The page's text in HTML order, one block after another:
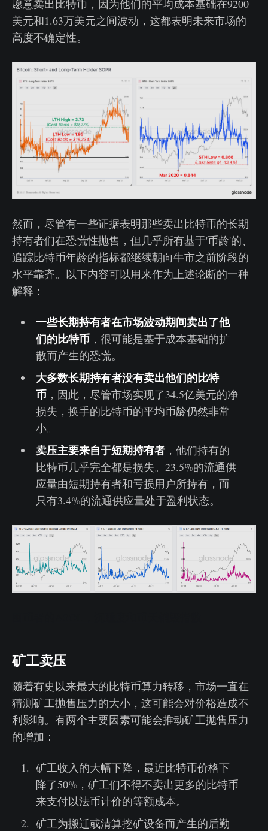
愿意卖出比特币，因为他们的平均成本基础在9200
美元和1.63万美元之间波动，这都表明未来市场的
高度不确定性。
然而，尽管有一些证据表明那些卖出比特币的长期
持有者们在恐慌性抛售，但几乎所有基于'币龄'的、
追踪比特币年龄的指标都继续朝向牛市之前阶段的
水平靠齐。以下内容可以用来作为上述论断的一种
解释：
一些长期持有者在市场波动期间卖出了他
们的比特币，很可能是基于成本基础的扩
散而产生的恐慌。
大多数长期持有者没有卖出他们的比特
币，因此，尽管市场实现了34.5亿美元的净
损失，换手的比特币的平均币龄仍然非常
小。
卖压主要来自于短期持有者，他们持有的
比特币几乎完全都是损失。23.5%的流通供
应量由短期持有者和亏损用户所持有，而
只有3.4%的流通供应量处于盈利状态。
矿工卖压
随着有史以来最大的比特币算力转移，市场一直在
猜测矿工抛售压力的大小，这可能会对价格造成不
利影响。有两个主要因素可能会推动矿工抛售压力
的增加：
矿工收入的大幅下降，最近比特币价格下
降了50%，矿工们不得不卖出更多的比特币
来支付以法币计价的等额成本。
矿工为搬迁或清算挖矿设备而产生的后勤